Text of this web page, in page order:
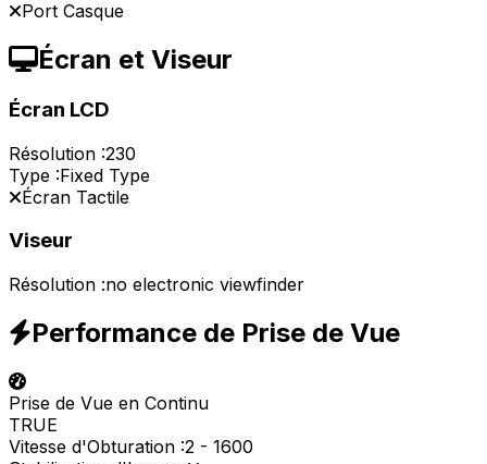
Port Casque
Écran et Viseur
Écran LCD
Résolution :230
Type :Fixed Type
Écran Tactile
Viseur
Résolution :no electronic viewfinder
Performance de Prise de Vue
Prise de Vue en Continu
TRUE
Vitesse d'Obturation :2 - 1600